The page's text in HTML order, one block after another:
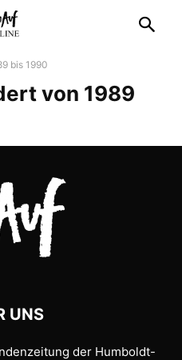
bis 1990
von 1989
UNS
der Humboldt-